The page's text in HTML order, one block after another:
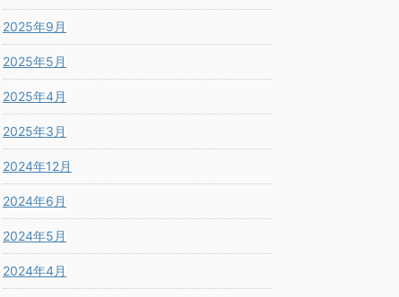
2025年9月
2025年5月
2025年4月
2025年3月
2024年12月
2024年6月
2024年5月
2024年4月